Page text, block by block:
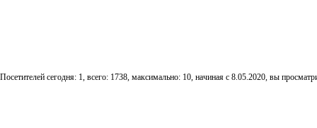
Посетителей сегодня: 1, всего: 1738, максимально: 10, начиная с 8.05.2020, вы